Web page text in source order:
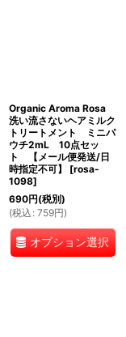
Organic Aroma Rosa
洗い流さないヘアミルク
トリートメント ミニパ
ウチ2mL 10点セッ
ト 【メール便発送/日
時指定不可】
[rosa-
1098]
690円(税別)
(税込 : 759円)
オプション選択